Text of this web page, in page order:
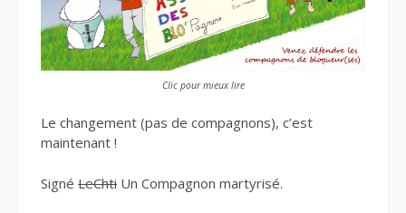
Clic pour mieux lire
Le changement (pas de compagnons), c’est
maintenant !
Signé LeChti Un Compagnon martyrisé.